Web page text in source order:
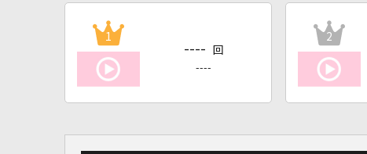
1
---- 回
----
2